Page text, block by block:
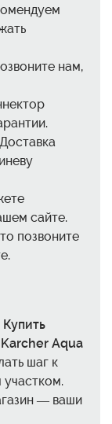
нам,
Доставка
сайте.
позвоните
Купить
Karcher Aqua
шаг к
— ваши